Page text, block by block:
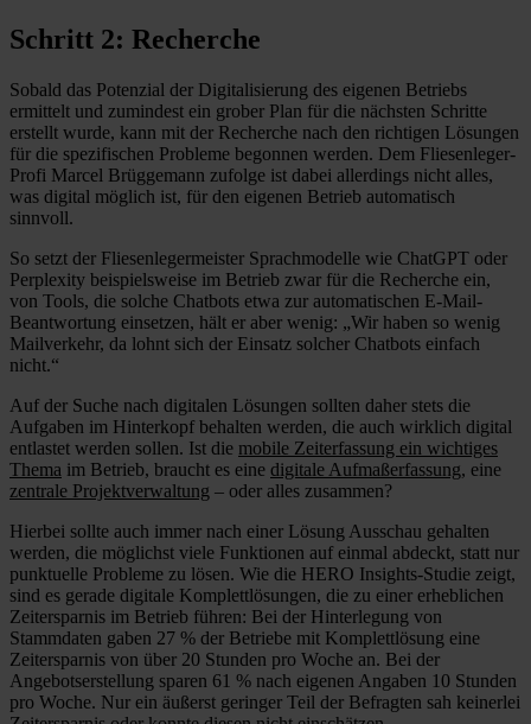
Schritt 2: Recherche
Sobald das Potenzial der Digitalisierung des eigenen Betriebs
ermittelt und zumindest ein grober Plan für die nächsten Schritte
erstellt wurde, kann mit der Recherche nach den richtigen Lösungen
für die spezifischen Probleme begonnen werden. Dem Fliesenleger-
Profi Marcel Brüggemann zufolge ist dabei allerdings nicht alles,
was digital möglich ist, für den eigenen Betrieb automatisch
sinnvoll.
So setzt der Fliesenlegermeister Sprachmodelle wie ChatGPT oder
Perplexity beispielsweise im Betrieb zwar für die Recherche ein,
von Tools, die solche Chatbots etwa zur automatischen E-Mail-
Beantwortung einsetzen, hält er aber wenig: „Wir haben so wenig
Mailverkehr, da lohnt sich der Einsatz solcher Chatbots einfach
nicht.“
Auf der Suche nach digitalen Lösungen sollten daher stets die
Aufgaben im Hinterkopf behalten werden, die auch wirklich digital
entlastet werden sollen. Ist die mobile Zeiterfassung ein wichtiges
Thema im Betrieb, braucht es eine digitale Aufmaßerfassung, eine
zentrale Projektverwaltung – oder alles zusammen?
Hierbei sollte auch immer nach einer Lösung Ausschau gehalten
werden, die möglichst viele Funktionen auf einmal abdeckt, statt nur
punktuelle Probleme zu lösen. Wie die HERO Insights-Studie zeigt,
sind es gerade digitale Komplettlösungen, die zu einer erheblichen
Zeitersparnis im Betrieb führen: Bei der Hinterlegung von
Stammdaten gaben 27 % der Betriebe mit Komplettlösung eine
Zeitersparnis von über 20 Stunden pro Woche an. Bei der
Angebotserstellung sparen 61 % nach eigenen Angaben 10 Stunden
pro Woche. Nur ein äußerst geringer Teil der Befragten sah keinerlei